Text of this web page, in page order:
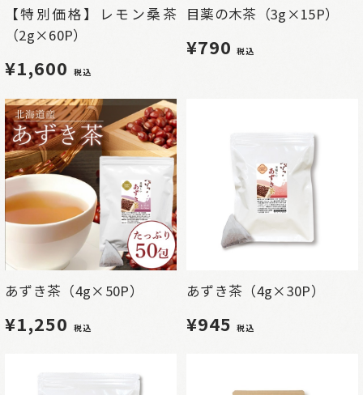
【特別価格】レモン桑茶
（2g×60P）
¥1,600 税込
目薬の木茶（3g×15P）
¥790税込
あずき茶（4g×50P）
¥1,250 税込
あずき茶（4g×30P）
¥945税込